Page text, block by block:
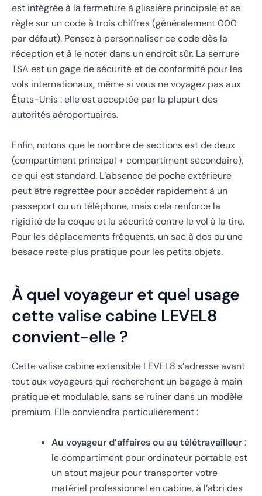
est intégrée à la fermeture à glissière principale et se
règle sur un code à trois chiffres (généralement 000
par défaut). Pensez à personnaliser ce code dès la
réception et à le noter dans un endroit sûr. La serrure
TSA est un gage de sécurité et de conformité pour les
vols internationaux, même si vous ne voyagez pas aux
États-Unis : elle est acceptée par la plupart des
autorités aéroportuaires.
Enfin, notons que le nombre de sections est de deux
(compartiment principal + compartiment secondaire),
ce qui est standard. L’absence de poche extérieure
peut être regrettée pour accéder rapidement à un
passeport ou un téléphone, mais cela renforce la
rigidité de la coque et la sécurité contre le vol à la tire.
Pour les déplacements fréquents, un sac à dos ou une
besace reste plus pratique pour les petits objets.
À quel voyageur et quel usage
cette valise cabine LEVEL8
convient-elle ?
Cette valise cabine extensible LEVEL8 s’adresse avant
tout aux voyageurs qui recherchent un bagage à main
pratique et modulable, sans se ruiner dans un modèle
premium. Elle conviendra particulièrement :
Au voyageur d’affaires ou au télétravailleur:
le compartiment pour ordinateur portable est
un atout majeur pour transporter votre
matériel professionnel en cabine, à l’abri des